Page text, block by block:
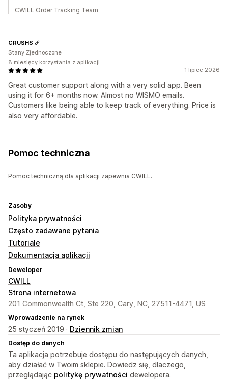
CWILL Order Tracking Team
1 lipiec 2026
Great customer support along with a very solid app. Been
using it for 6+ months now. Almost no WISMO emails.
Customers like being able to keep track of everything. Price is
also very affordable.
CRUSHS
Stany Zjednoczone
8 miesięcy korzystania z aplikacji
Pomoc techniczna
Pomoc techniczną dla aplikacji zapewnia CWILL.
Zasoby
Polityka prywatności
Często zadawane pytania
Tutoriale
Dokumentacja aplikacji
Deweloper
CWILL
Strona internetowa
201 Commonwealth Ct, Ste 220, Cary, NC, 27511-4471, US
Wprowadzenie na rynek
25 styczeń 2019 · Dziennik zmian
Dostęp do danych
Ta aplikacja potrzebuje dostępu do następujących danych,
aby działać w Twoim sklepie. Dowiedz się, dlaczego,
przeglądając politykę prywatności dewelopera.